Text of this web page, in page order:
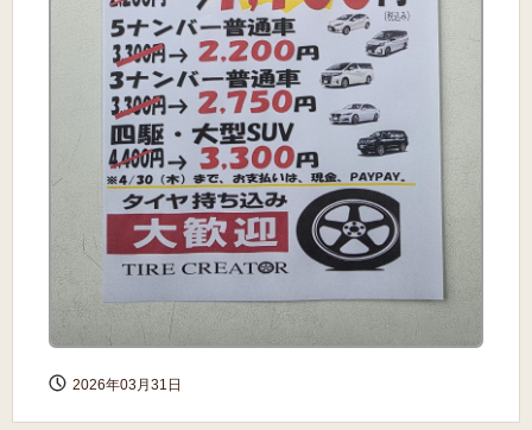
2026年03月31日